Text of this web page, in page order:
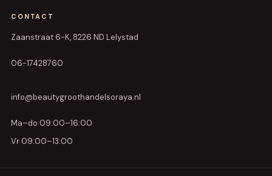
CONTACT
Zaanstraat 6-K, 8226 ND Lelystad
06-17428760
info@beautygroothandelsoraya.nl
Ma–do 09:00–16:00
Vr 09:00–13:00